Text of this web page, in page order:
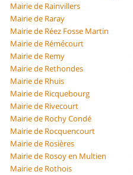
Mairie de Rainvillers
Mairie de Raray
Mairie de Réez Fosse Martin
Mairie de Rémécourt
Mairie de Remy
Mairie de Rethondes
Mairie de Rhuis
Mairie de Ricquebourg
Mairie de Rivecourt
Mairie de Rochy Condé
Mairie de Rocquencourt
Mairie de Rosières
Mairie de Rosoy en Multien
Mairie de Rothois